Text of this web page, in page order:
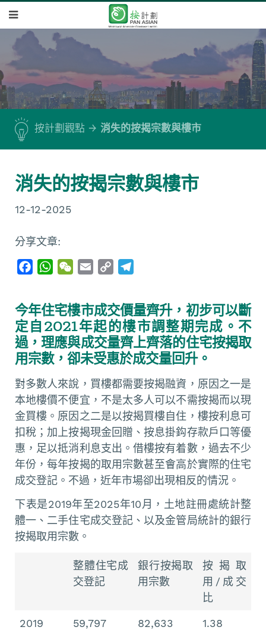
按計劃觀點 消失的按揭宗數與樓市
消失的按揭宗數與樓市
12-12-2025
分享文章:
e
b
o
o
W
t
s
A
p
W
h
a
t
i
l
y
L
i
n
e
g
r
a
今年住宅樓市成交價量齊升，初步可以斷
定自2021年起的樓市調整期完成。不
過，理應與成交量齊上齊落的住宅按揭取
用宗數，卻未受惠於成交量回升。
對多數人來說，買樓都需要按揭融資，原因之一是
本地樓價不便宜，不是太多人可以不需按揭而以現
金買樓。原因之二是以按揭買樓自住，樓按利息可
扣稅；加上按揭現金回贈、按息掛鈎存款戶口等優
惠，足以抵消利息支出。借樓按有着數，過去不少
年份，每年按揭的取用宗數甚至會高於實際的住宅
成交登記。不過，近年市場卻出現相反的情況。
下表是2019年至2025年10月，土地註冊處統計整
體一、二手住宅成交登記、以及金管局統計的銀行
按揭取用宗數。
整體住宅成
交登記
銀行按揭取
用宗數
按揭取
用/成交
比
2019 59,797 82,633 1.38